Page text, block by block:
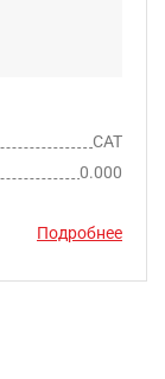
CAT
0.000
Подробнее